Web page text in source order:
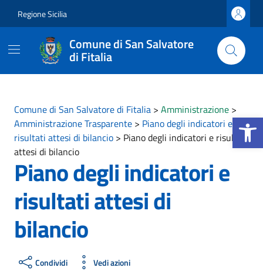
Apri la
Regione Sicilia
Comune di San Salvatore
di Fitalia
Comune di San Salvatore di Fitalia > Amministrazione >
Amministrazione Trasparente > Piano degli indicatori e
risultati attesi di bilancio > Piano degli indicatori e risultati
attesi di bilancio
Piano degli indicatori e
risultati attesi di
bilancio
Condividi Vedi azioni